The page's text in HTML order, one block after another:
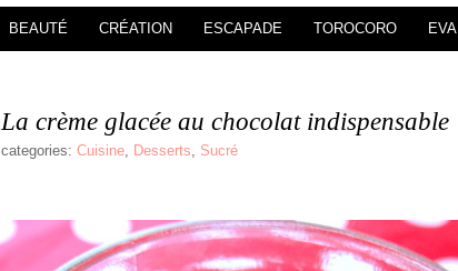
BEAUTÉ CRÉATION ESCAPADE TOROCORO EVA
La crème glacée au chocolat indispensable
categories: Cuisine, Desserts, Sucré